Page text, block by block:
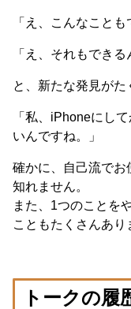
「え、こんなこと
「え、それもできる
と、新たな発見がた
「私、iPhoneにし
いんですね。」
確かに、自己流でお
知れません。
また、1つのことを
こともたくさんあり
トークの履